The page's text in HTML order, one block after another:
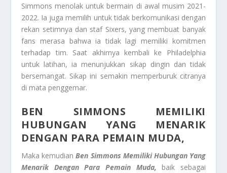
Simmons menolak untuk bermain di awal musim 2021-
2022. Ia juga memilih untuk tidak berkomunikasi dengan
rekan setimnya dan staf Sixers, yang membuat banyak
fans merasa bahwa ia tidak lagi memiliki komitmen
terhadap tim. Saat akhirnya kembali ke Philadelphia
untuk latihan, ia menunjukkan sikap dingin dan tidak
bersemangat. Sikap ini semakin memperburuk citranya
di mata penggemar.
BEN SIMMONS MEMILIKI
HUBUNGAN YANG MENARIK
DENGAN PARA PEMAIN MUDA,
Maka kemudian Ben Simmons Memiliki Hubungan Yang
Menarik Dengan Para Pemain Muda, baik sebagai